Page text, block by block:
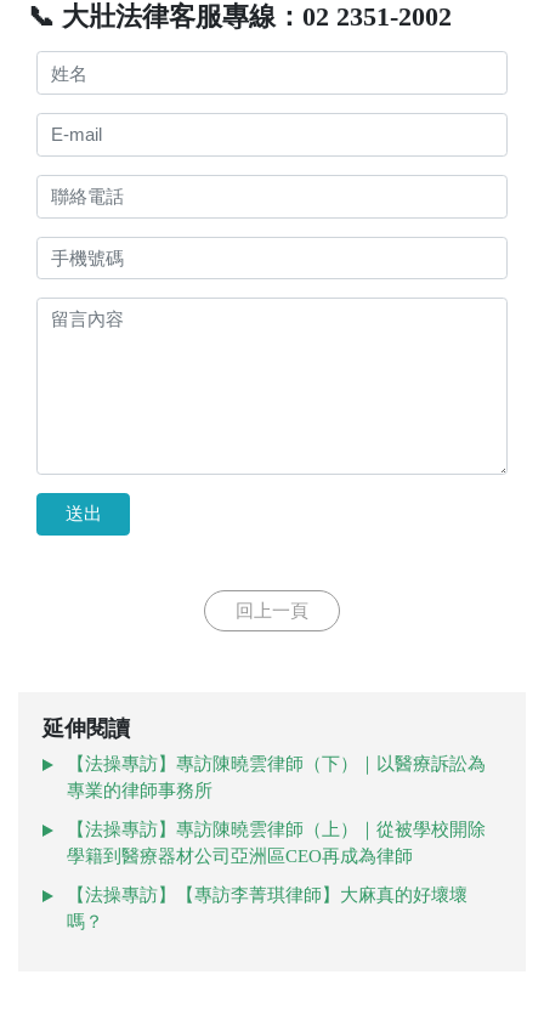
📞 大壯法律客服專線：02 2351-2002
送出
回上一頁
延伸閱讀
【法操專訪】專訪陳曉雲律師（下）｜以醫療訴訟為
專業的律師事務所
【法操專訪】專訪陳曉雲律師（上）｜從被學校開除
學籍到醫療器材公司亞洲區CEO再成為律師
【法操專訪】【專訪李菁琪律師】大麻真的好壞壞
嗎？